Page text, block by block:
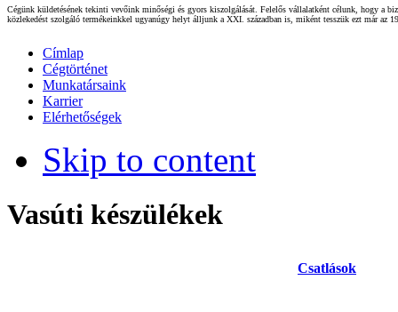
Cégünk küldetésének tekinti vevőink minőségi és gyors kiszolgálását. Felelős vállalatként célunk, hogy a
közlekedést szolgáló termékeinkkel ugyanúgy helyt álljunk a XXI. században is, miként tesszük ezt már az
Címlap
Cégtörténet
Munkatársaink
Karrier
Elérhetőségek
Skip to content
Vasúti készülékek
Csatlások